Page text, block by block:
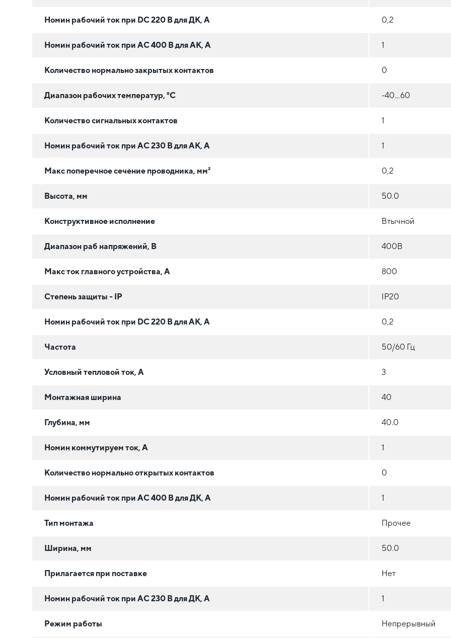
Номин рабочий ток при DC 220 В для ДК, А 0,2
Номин рабочий ток при AC 400 В для АК, А 1
Количество нормально закрытых контактов 0
Диапазон рабочих температур, °C -40...60
Количество сигнальных контактов 1
Номин рабочий ток при AC 230 В для АК, А 1
Макс поперечное сечение проводника, мм² 0,2
Высота, мм 50.0
Конструктивное исполнение Втычной
Диапазон раб напряжений, В 400В
Макс ток главного устройства, А 800
Степень защиты - IP IP20
Номин рабочий ток при DC 220 В для АК, А 0,2
Частота 50/60 Гц
Условный тепловой ток, А 3
Монтажная ширина 40
Глубина, мм 40.0
Номин коммутируем ток, А 1
Количество нормально открытых контактов 0
Номин рабочий ток при AC 400 В для ДК, А 1
Тип монтажа Прочее
Ширина, мм 50.0
Прилагается при поставке Нет
Номин рабочий ток при AC 230 В для ДК, А 1
Режим работы Непрерывный